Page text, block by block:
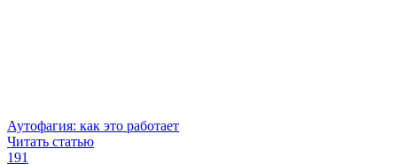
Аутофагия: как это работает
Читать статью
191